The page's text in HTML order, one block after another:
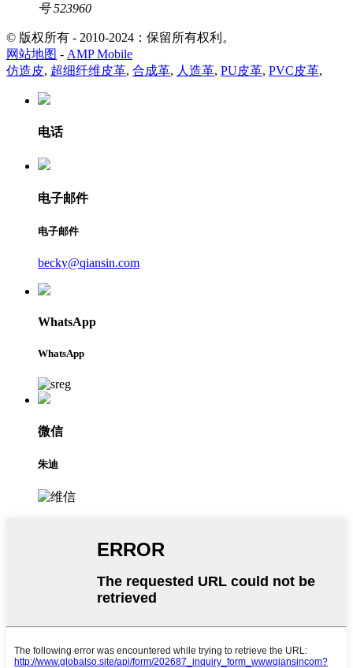
号 523960
© 版权所有 - 2010-2024：保留所有权利。
网站地图 - AMP Mobile
仿造皮, 超细纤维皮革, 合成革, 人造革, PU皮革, PVC皮革,
电话
电子邮件
电子邮件
becky@qiansin.com
WhatsApp
WhatsApp
微信
朱迪